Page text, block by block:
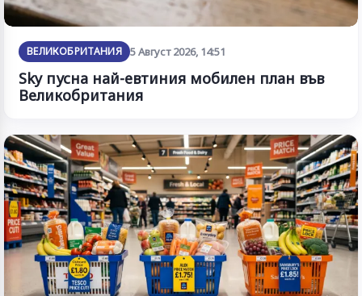
ВЕЛИКОБРИТАНИЯ 5 Август 2026, 14:51
Sky пусна най-евтиния мобилен план във
Великобритания